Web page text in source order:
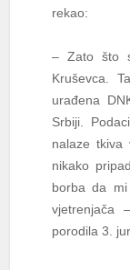
rekao:
– Zato što
Kruševca.
urađena
Srbiji.
nalaze
nikako
borba da
vjetrenjača
porodila 3.